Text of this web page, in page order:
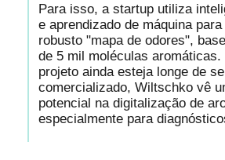
Para isso, a startup utiliza
e aprendizado de máquina
robusto "mapa de odores",
de 5 mil moléculas aromáticas.
projeto ainda esteja longe de
comercializado, Wiltschko vê
potencial na digitalização de
especialmente para